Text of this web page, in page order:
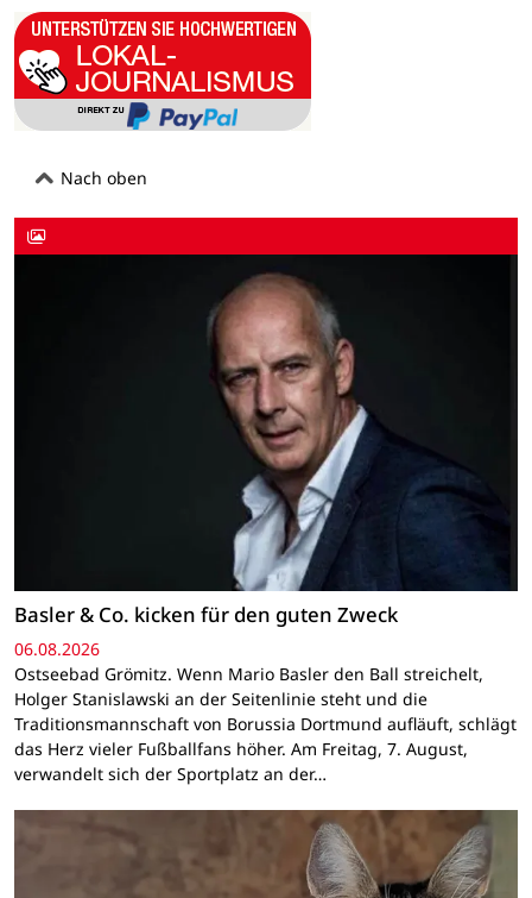
Nach oben
Basler & Co. kicken für den guten Zweck
06.08.2026
Ostseebad Grömitz. Wenn Mario Basler den Ball streichelt,
Holger Stanislawski an der Seitenlinie steht und die
Traditionsmannschaft von Borussia Dortmund aufläuft, schlägt
das Herz vieler Fußballfans höher. Am Freitag, 7. August,
verwandelt sich der Sportplatz an der…